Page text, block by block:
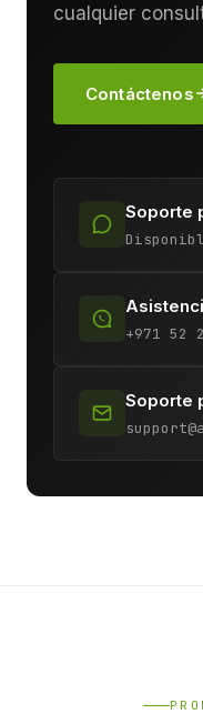
cualquier
Contáctenos
Soporte
+971 52
Soporte